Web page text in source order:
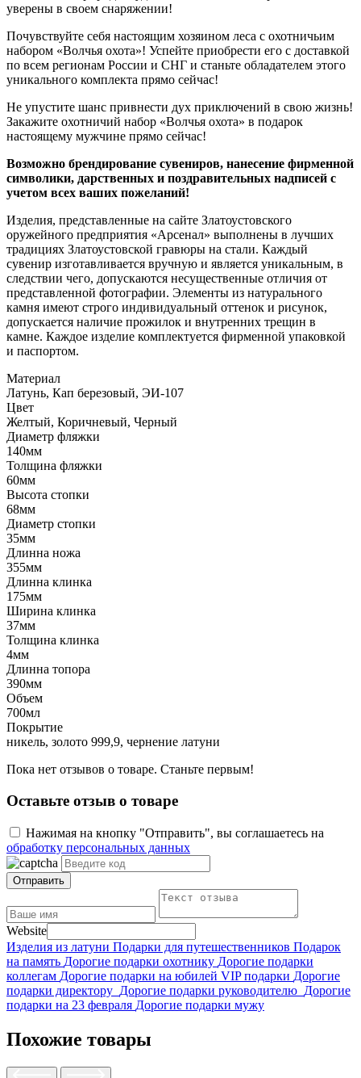
уверены в своем снаряжении!
Почувствуйте себя настоящим хозяином леса с охотничьим
набором «Волчья охота»! Успейте приобрести его с доставкой
по всем регионам России и СНГ и станьте обладателем этого
уникального комплекта прямо сейчас!
Не упустите шанс привнести дух приключений в свою жизнь!
Закажите охотничий набор «Волчья охота» в подарок
настоящему мужчине прямо сейчас!
Возможно брендирование сувениров, нанесение фирменной
символики, дарственных и поздравительных надписей с
учетом всех ваших пожеланий!
Изделия, представленные на сайте Златоустовского
оружейного предприятия «Арсенал» выполнены в лучших
традициях Златоустовской гравюры на стали. Каждый
сувенир изготавливается вручную и является уникальным, в
следствии чего, допускаются несущественные отличия от
представленной фотографии. Элементы из натурального
камня имеют строго индивидуальный оттенок и рисунок,
допускается наличие прожилок и внутренних трещин в
камне. Каждое изделие комплектуется фирменной упаковкой
и паспортом.
Материал
Латунь, Кап березовый, ЭИ-107
Цвет
Желтый, Коричневый, Черный
Диаметр фляжки
140мм
Толщина фляжки
60мм
Высота стопки
68мм
Диаметр стопки
35мм
Длинна ножа
355мм
Длинна клинка
175мм
Ширина клинка
37мм
Толщина клинка
4мм
Длинна топора
390мм
Объем
700мл
Покрытие
никель, золото 999,9, чернение латуни
Пока нет отзывов о товаре. Станьте первым!
Оставьте отзыв о товаре
Нажимая на кнопку "Отправить", вы соглашаетесь на
обработку персональных данных
Отправить
Website
Изделия из латуни Подарки для путешественников Подарок
на память Дорогие подарки охотнику Дорогие подарки
коллегам Дорогие подарки на юбилей VIP подарки Дорогие
подарки директору Дорогие подарки руководителю Дорогие
подарки на 23 февраля Дорогие подарки мужу
Похожие товары